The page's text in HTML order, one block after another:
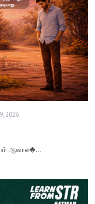
2026
ஆனால�...